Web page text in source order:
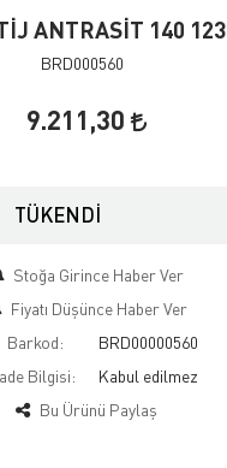
ANTRASİT 140 123
BRD000560
9.211,30
TÜKENDİ
Stoğa Girince Haber Ver
Fiyatı Düşünce Haber Ver
Barkod:
BRD00000560
Bilgisi:
Bu Ürünü Paylaş